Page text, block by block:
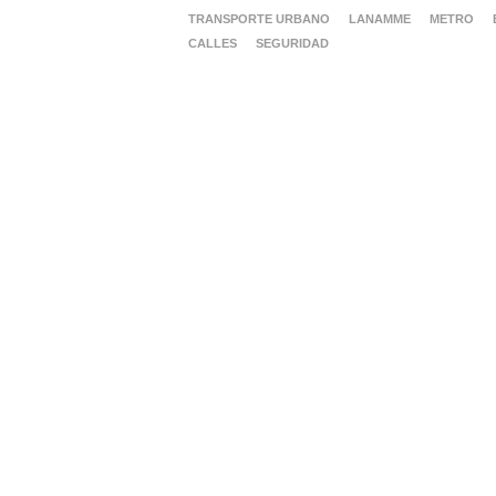
TRANSPORTE URBANO
LANAMME METRO
CALLES
SEGURIDAD